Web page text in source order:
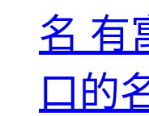
名 有
口的